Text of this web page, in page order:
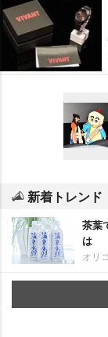
新着トレンド
茶葉
は
オリ